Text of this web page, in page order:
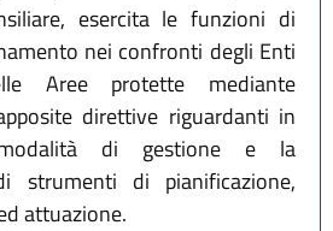
esercita le funzioni di
nei confronti degli Enti
Aree protette mediante
direttive riguardanti in
di gestione e la
strumenti di pianificazione,
attuazione.